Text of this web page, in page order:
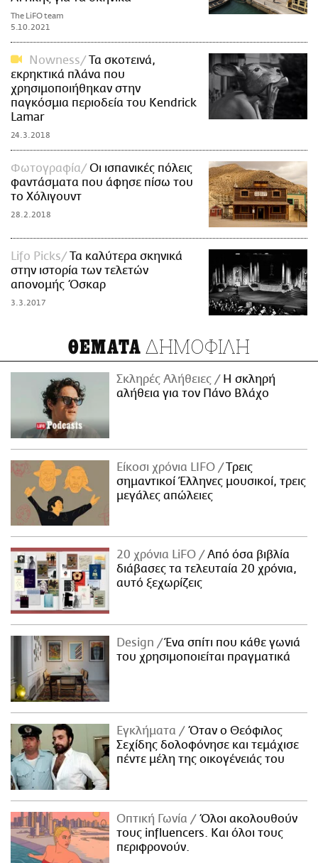
The LiFO team
5.10.2021
Nowness
Τα σκοτεινά,
εκρηκτικά πλάνα που
χρησιμοποιήθηκαν στην
παγκόσμια περιοδεία του Kendrick
Lamar
24.3.2018
Φωτογραφία
Οι ισπανικές πόλεις
φαντάσματα που άφησε πίσω του
το Χόλιγουντ
28.2.2018
Lifo Picks
Τα καλύτερα σκηνικά
στην ιστορία των τελετών
απονομής Όσκαρ
3.3.2017
ΘΕΜΑΤΑ ΔΗΜΟΦΙΛΗ
Σκληρές Αλήθειες
H σκληρή
αλήθεια για τον Πάνο Βλάχο
Είκοσι χρόνια LIFO
Tρεις
σημαντικοί Έλληνες μουσικοί, τρεις
μεγάλες απώλειες
20 χρόνια LiFO
Από όσα βιβλία
διάβασες τα τελευταία 20 χρόνια,
αυτό ξεχωρίζεις
Design
Ένα σπίτι που κάθε γωνιά
του χρησιμοποιείται πραγματικά
Εγκλήματα
Όταν ο Θεόφιλος
Σεχίδης δολοφόνησε και τεμάχισε
πέντε μέλη της οικογένειάς του
Οπτική Γωνία
Όλοι ακολουθούν
τους influencers. Και όλοι τους
περιφρονούν.